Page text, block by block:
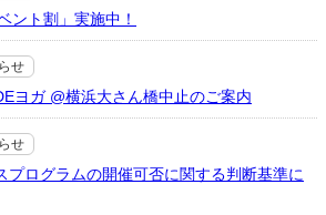
ント割」実施中！
せ
ヨガ @横浜大さん橋中止のご案内
せ
プログラムの開催可否に関する判断基準に